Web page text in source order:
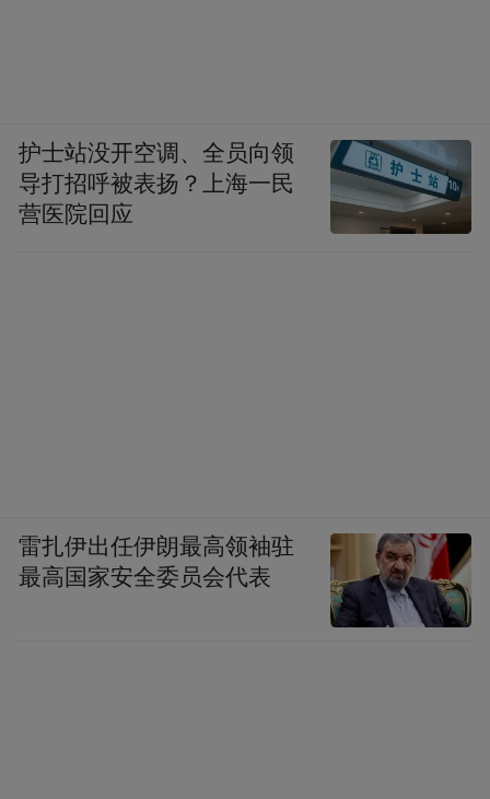
护士站没开空调、全员向领
导打招呼被表扬？上海一民
营医院回应
雷扎伊出任伊朗最高领袖驻
最高国家安全委员会代表